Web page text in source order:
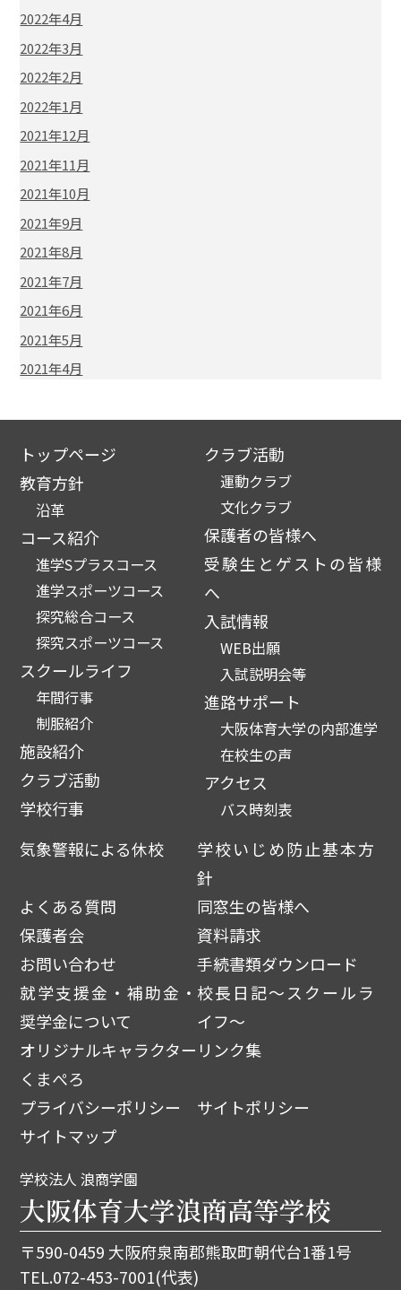
2022年4月
2022年3月
2022年2月
2022年1月
2021年12月
2021年11月
2021年10月
2021年9月
2021年8月
2021年7月
2021年6月
2021年5月
2021年4月
トップページ
教育方針
沿革
コース紹介
進学Sプラスコース
進学スポーツコース
探究総合コース
探究スポーツコース
スクールライフ
年間行事
制服紹介
施設紹介
クラブ活動
学校行事
クラブ活動
運動クラブ
文化クラブ
保護者の皆様へ
受験生とゲストの皆様
へ
入試情報
WEB出願
入試説明会等
進路サポート
大阪体育大学の内部進学
在校生の声
アクセス
バス時刻表
気象警報による休校
学校いじめ防止基本方
針
よくある質問
同窓生の皆様へ
保護者会
資料請求
お問い合わせ
手続書類ダウンロード
就学支援金・補助金・
奨学金について
校長日記～スクールラ
イフ～
オリジナルキャラクター
くまぺろ
リンク集
プライバシーポリシー
サイトポリシー
サイトマップ
学校法人 浪商学園
大阪体育大学浪商高等学校
〒590-0459 大阪府泉南郡熊取町朝代台1番1号
TEL.072-453-7001(代表)